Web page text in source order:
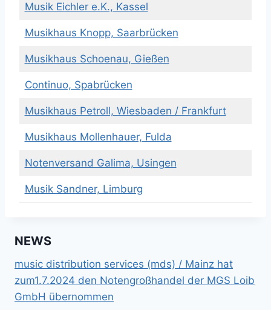
Musik Eichler e.K., Kassel
Musikhaus Knopp, Saarbrücken
Musikhaus Schoenau, Gießen
Continuo, Spabrücken
Musikhaus Petroll, Wiesbaden / Frankfurt
Musikhaus Mollenhauer, Fulda
Notenversand Galima, Usingen
Musik Sandner, Limburg
NEWS
music distribution services (mds) / Mainz hat
zum1.7.2024 den Notengroßhandel der MGS Loib
GmbH übernommen